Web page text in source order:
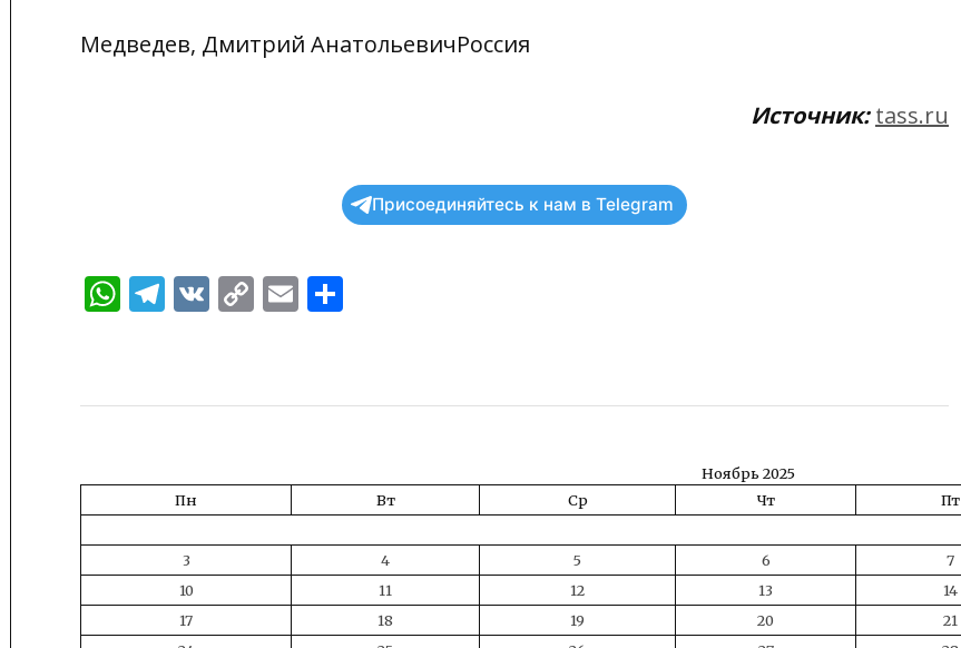
Медведев, Дмитрий АнатольевичРоссия
Источник: tass.ru
Присоединяйтесь к нам в Telegram
WhatsApp
Telegram
VK CopyEmail
Ноябрь 2025
Пн
Вт Ср Чт Пт
3
4 5 6 7
10
11 12 13 14
17
18 19 20 21